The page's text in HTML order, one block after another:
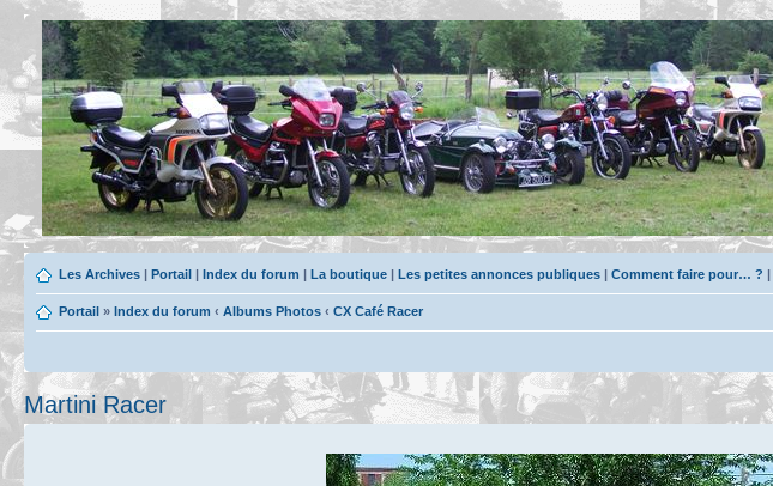
Les Archives | Portail | Index du forum | La boutique | Les petites annonces publiques | Comment faire pour… ? |
Portail » Index du forum ‹ Albums Photos ‹ CX Café Racer
Martini Racer